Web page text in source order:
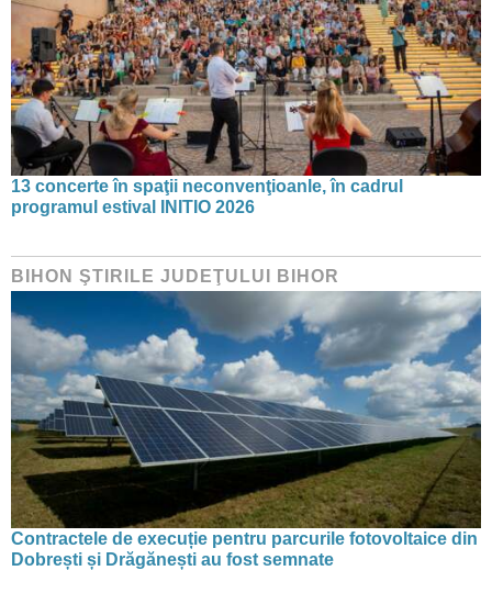
13 concerte în spaţii neconvenţioanle, în cadrul
programul estival INITIO 2026
BIHON ŞTIRILE JUDEŢULUI BIHOR
Contractele de execuție pentru parcurile fotovoltaice din
Dobrești și Drăgănești au fost semnate